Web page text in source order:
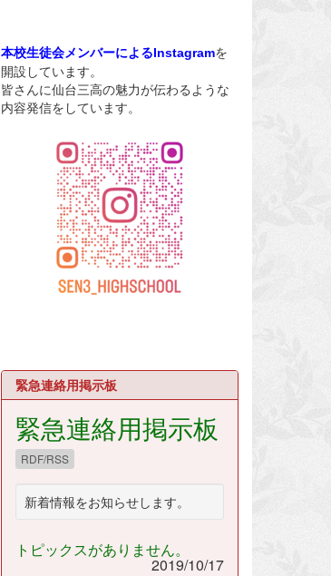
本校生徒会メンバーによるInstagramを
開設しています。
皆さんに仙台三高の魅力が伝わるような
内容発信をしています。
緊急連絡用掲示板
緊急連絡用掲示板
RDF/RSS
新着情報をお知らせします。
トピックスがありません。
2019/10/17